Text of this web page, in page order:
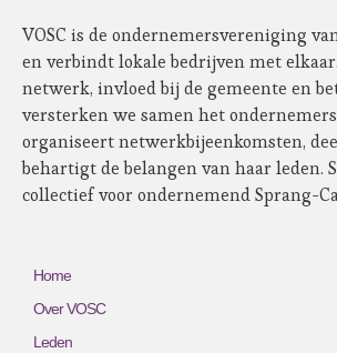
VOSC is de ondernemersvereniging
en verbindt lokale bedrijven met
netwerk, invloed bij de gemeente en
versterken we samen het
organiseert netwerkbijeenkomsten,
behartigt de belangen van haar leden.
collectief voor ondernemend Sprang-
Home
Over VOSC
Leden